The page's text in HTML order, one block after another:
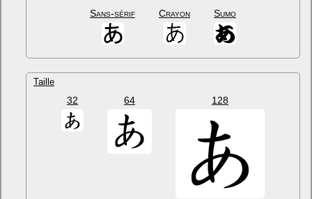
Sans-sérif Crayon Sumo
Taille
32 64 128